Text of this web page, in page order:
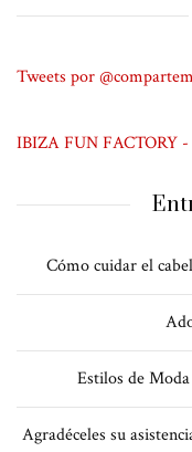
Tweets por
IBIZA FUN FACTORY -
Cómo cuidar el
Estilos de
Agradéceles su